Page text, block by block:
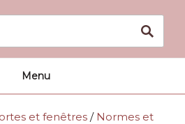
Menu
et fenêtres / Normes et